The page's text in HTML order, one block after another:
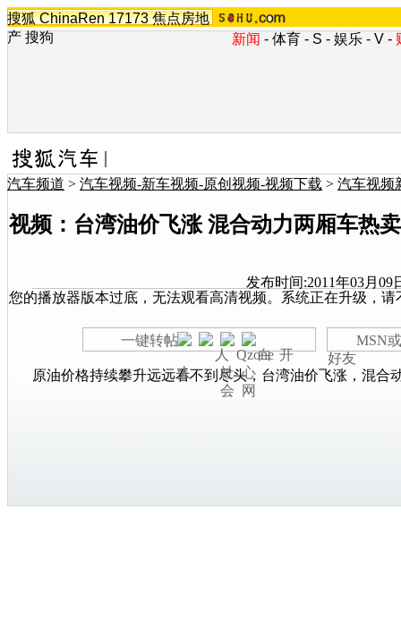
搜狐 ChinaRen 17173 焦点房地
产 搜狗 新闻 - 体育 - S - 娱乐 - V -
汽车频道 > 汽车视频-新车视频-原创视频-视频下载 > 汽车视频
视频：台湾油价飞涨 混合动力两厢车热卖
发布时间:2011年03月09
您的播放器版本过底，无法观看高清视频。系统正在升级，请
一键转帖
MSN
好友
原油价格持续攀升远远看不到尽头，台湾油价飞涨，混合